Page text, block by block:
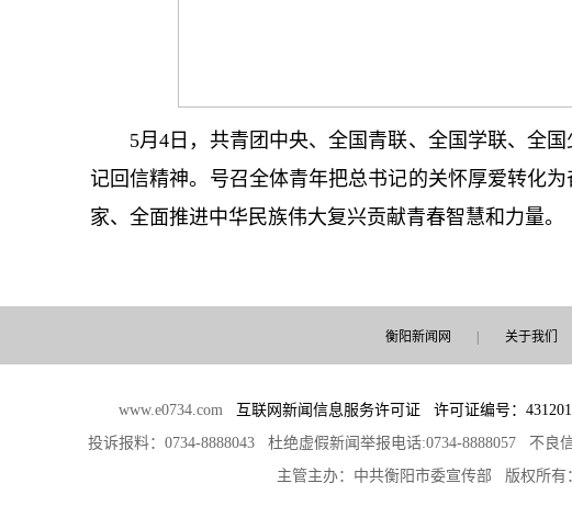
5月4日，共青团中央、全国青联、全国学联、全
记回信精神。号召全体青年把总书记的关怀厚爱转化
家、全面推进中华民族伟大复兴贡献青春智慧和力量。
衡阳新闻网 关于我们
www.e0734.com 互联网新闻信息服务许可证 许可证编号：
投诉报料：0734-8888043 杜绝虚假新闻举报电话:0734-8888057 不良
主管主办：中共衡阳市委宣传部 版权所